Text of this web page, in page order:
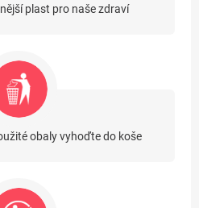
plast pro naše zdraví
obaly vyhoďte do koše